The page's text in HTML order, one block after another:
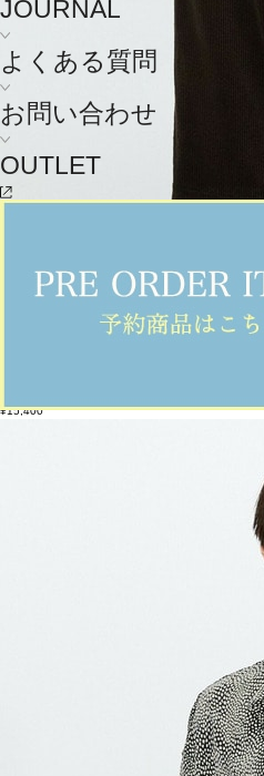
JOURNAL
よくある質問
お問い合わせ
OUTLET
feerique
¥15,400